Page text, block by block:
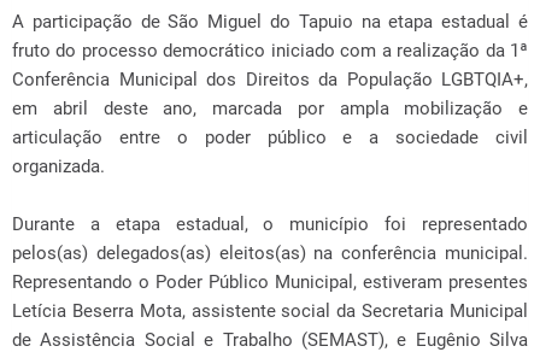
A participação de São Miguel do Tapuio na etapa estadual é
fruto do processo democrático iniciado com a realização da 1ª
Conferência Municipal dos Direitos da População LGBTQIA+,
em abril deste ano, marcada por ampla mobilização e
articulação entre o poder público e a sociedade civil
organizada.
Durante a etapa estadual, o município foi representado
pelos(as) delegados(as) eleitos(as) na conferência municipal.
Representando o Poder Público Municipal, estiveram presentes
Letícia Beserra Mota, assistente social da Secretaria Municipal
de Assistência Social e Trabalho (SEMAST), e Eugênio Silva